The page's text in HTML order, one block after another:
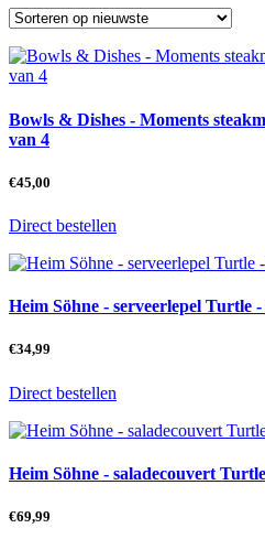
Bowls & Dishes - Moments
van 4
€45,00
Direct bestellen
Heim Söhne - serveerlepel Turtle -
€34,99
Direct bestellen
Heim Söhne - saladecouvert
€69,99